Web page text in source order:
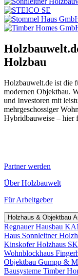
Holzbau
Holzbauwelt.de ist die
modernen Objektbau.
und Investoren mit
mehrgeschossiger
Hybridbauweise – hier
Partner werden
Über Holzbauwelt
Für Arbeitgeber
Holzhaus & Objektbau
Regnauer Hausbau
Haus Sonnleitner
Kinskofer Holzhaus
Wohnblockhaus
Objektbau Gumpp &
Bausysteme Timber